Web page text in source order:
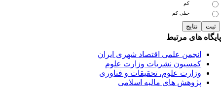
خیلی کم
های مرتبط
انجمن علمی اقتصاد شهری ایران
کمسیون نشریات وزارت علوم
وزارت علوم، تحقیقات و فناوری
پژوهش های مالیه اسلامی